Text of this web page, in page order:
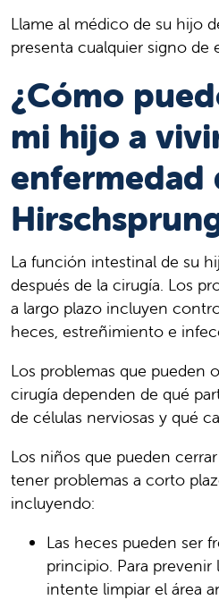
Llame al médico de su hijo
presenta cualquier signo de
¿Cómo
mi hijo a
enfermedad
La función intestinal de su
después de la cirugía. Los
a largo plazo incluyen
heces, estreñimiento e
Los problemas que pueden
cirugía dependen de qué
de células nerviosas y qué
Los niños que pueden
tener problemas a corto
incluyendo:
Las heces pueden ser
principio. Para prevenir
intente limpiar el área